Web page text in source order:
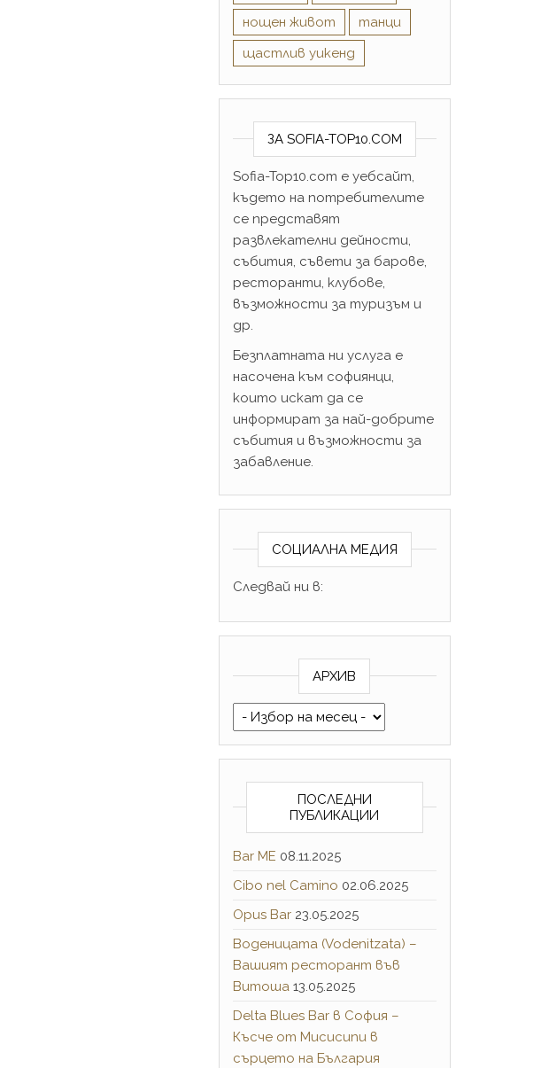
нощен живот
танци
щастлив уикенд
ЗА SOFIA-TOP10.COM
Sofia-Top10.com е уебсайт,
където на потребителите
се представят
развлекателни дейности,
събития, съвети за барове,
ресторанти, клубове,
възможности за туризъм и
др.
Безплатната ни услуга е
насочена към софиянци,
които искат да се
информират за най-добрите
събития и възможности за
забавление.
СОЦИАЛНА МЕДИЯ
Следвай ни в:
АРХИВ
Архив
ПОСЛЕДНИ
ПУБЛИКАЦИИ
Bar ME 08.11.2025
Cibo nel Camino 02.06.2025
Opus Bar 23.05.2025
Воденицата (Vodenitzata) –
Вашият ресторант във
Витоша 13.05.2025
Delta Blues Bar в София –
Късче от Мисисипи в
сърцето на България